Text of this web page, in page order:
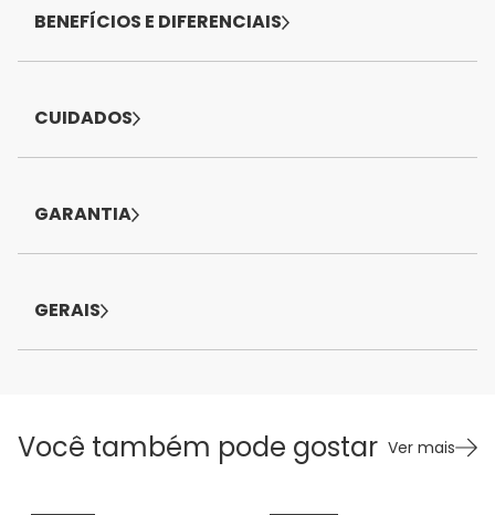
BENEFÍCIOS E DIFERENCIAIS
CUIDADOS
GARANTIA
GERAIS
Você também pode gostar Ver mais